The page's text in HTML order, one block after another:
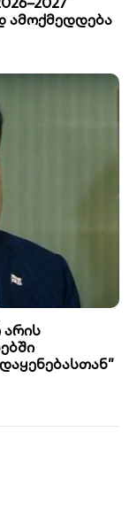
ამოქმედდება
არის